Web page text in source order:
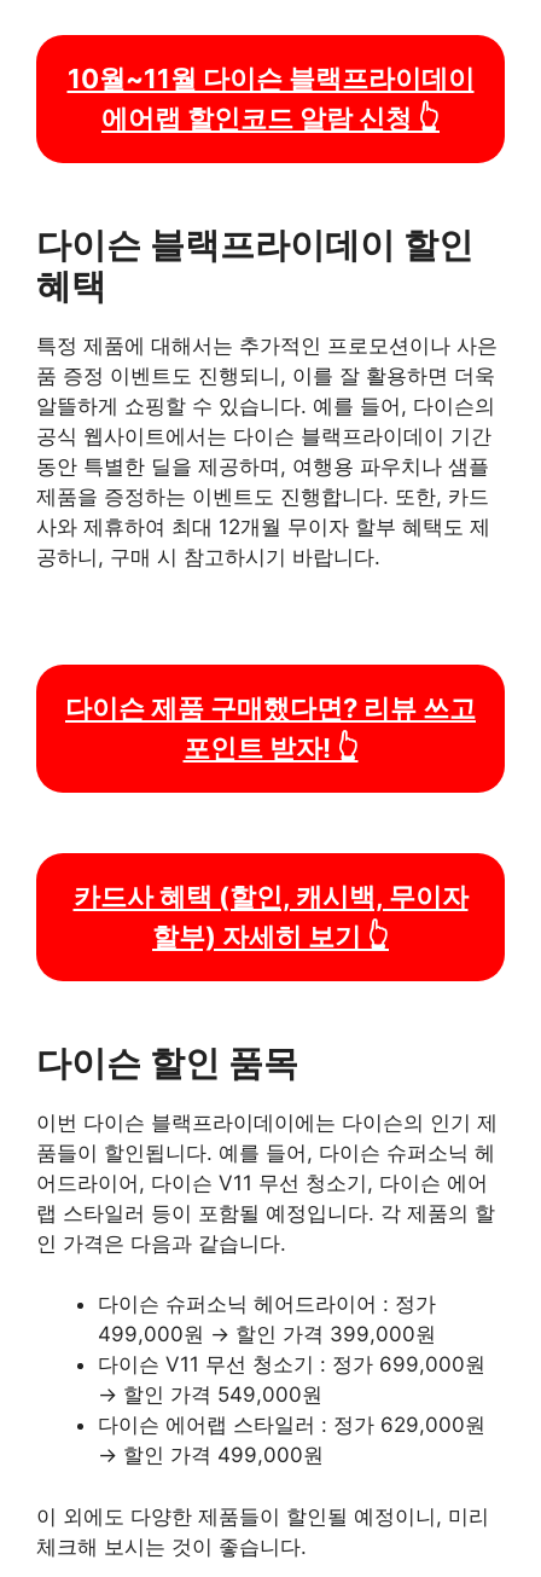
10월~11월 다이슨 블랙프라이데이
에어랩 할인코드 알람 신청 👆
다이슨 블랙프라이데이 할인
혜택
특정 제품에 대해서는 추가적인 프로모션이나 사은
품 증정 이벤트도 진행되니, 이를 잘 활용하면 더욱
알뜰하게 쇼핑할 수 있습니다. 예를 들어, 다이슨의
공식 웹사이트에서는 다이슨 블랙프라이데이 기간
동안 특별한 딜을 제공하며, 여행용 파우치나 샘플
제품을 증정하는 이벤트도 진행합니다. 또한, 카드
사와 제휴하여 최대 12개월 무이자 할부 혜택도 제
공하니, 구매 시 참고하시기 바랍니다.
다이슨 제품 구매했다면? 리뷰 쓰고
포인트 받자! 👆
카드사 혜택 (할인, 캐시백, 무이자
할부) 자세히 보기 👆
다이슨 할인 품목
이번 다이슨 블랙프라이데이에는 다이슨의 인기 제
품들이 할인됩니다. 예를 들어, 다이슨 슈퍼소닉 헤
어드라이어, 다이슨 V11 무선 청소기, 다이슨 에어
랩 스타일러 등이 포함될 예정입니다. 각 제품의 할
인 가격은 다음과 같습니다.
다이슨 슈퍼소닉 헤어드라이어 : 정가
499,000원 → 할인 가격 399,000원
다이슨 V11 무선 청소기 : 정가 699,000원
→ 할인 가격 549,000원
다이슨 에어랩 스타일러 : 정가 629,000원
→ 할인 가격 499,000원
이 외에도 다양한 제품들이 할인될 예정이니, 미리
체크해 보시는 것이 좋습니다.